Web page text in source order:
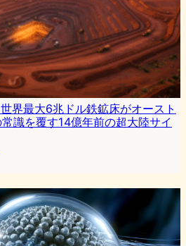
界最大6兆ドル鉄鉱床がオースト
識を覆す14億年前の超大陸サイ